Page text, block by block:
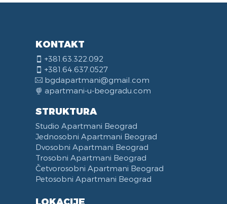
KONTAKT
+381.63.322.092
+381.64.637.0527
bgdapartmani@gmail.com
apartmani-u-beogradu.com
STRUKTURA
Studio Apartmani Beograd
Jednosobni Apartmani Beograd
Dvosobni Apartmani Beograd
Trosobni Apartmani Beograd
Četvorosobni Apartmani Beograd
Petosobni Apartmani Beograd
LOKACIJE